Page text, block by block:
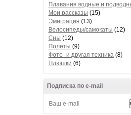
Плавания водные и
Мои рассказы (15)
Эмиграция (13)
Велосипеды/самокаты (12)
Сны (12)
Полеты (9)
Фото- и другая техника (8)
Плюшки (6)
Подписка по e-mail